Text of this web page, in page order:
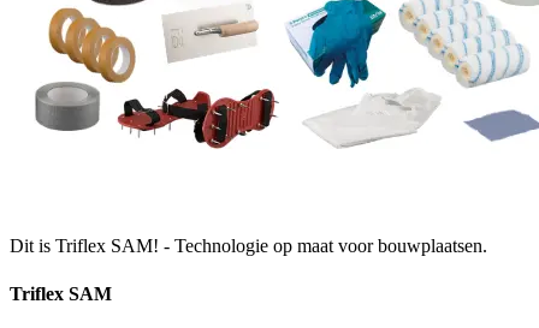
Dit is Triflex SAM! - Technologie op maat voor bouwplaatsen.
Triflex SAM